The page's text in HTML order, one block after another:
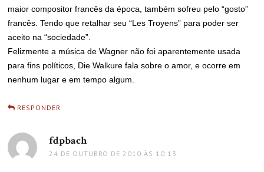
maior compositor francês da época, também sofreu pelo “gosto”
francês. Tendo que retalhar seu “Les Troyens” para poder ser
aceito na “sociedade”.
Felizmente a música de Wagner não foi aparentemente usada
para fins políticos, Die Walkure fala sobre o amor, e ocorre em
nenhum lugar e em tempo algum.
RESPONDER
fdpbachdisse:
24 DE OUTUBRO DE 2010 ÀS 10:13